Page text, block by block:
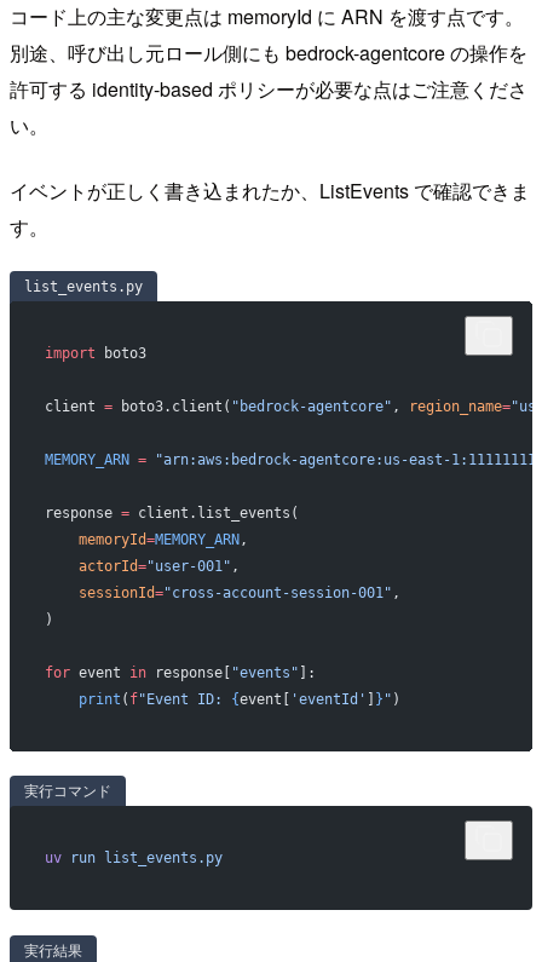
コード上の主な変更点は memoryId に ARN を渡す点です。
別途、呼び出し元ロール側にも bedrock-agentcore の操作を
許可する identity-based ポリシーが必要な点はご注意くださ
い。
イベントが正しく書き込まれたか、ListEvents で確認できま
す。
list_events.py
import boto3
client = boto3.client( "bedrock-agentcore" , region_name=
MEMORY_ARN = "arn:aws:bedrock-agentcore:us-east-
response = client.list_events(
    memoryId
=MEMORY_ARN,
    actorId
="user-001" ,
    sessionId
="cross-account-session-001" ,
)
for event in response[ "events" ]:
    print
( f"Event ID: {event[ 'eventId' ] } " )
実行コマンド
uv run list_events.py
実行結果